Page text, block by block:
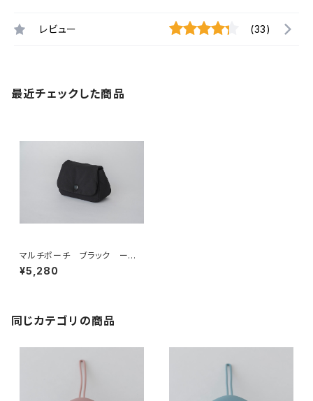
レビュー (33)
最近チェックした商品
マルチポーチ ブラック ー
マナーポーチ トリーツポー
チ おやつ缶ケース
¥5,280
同じカテゴリの商品